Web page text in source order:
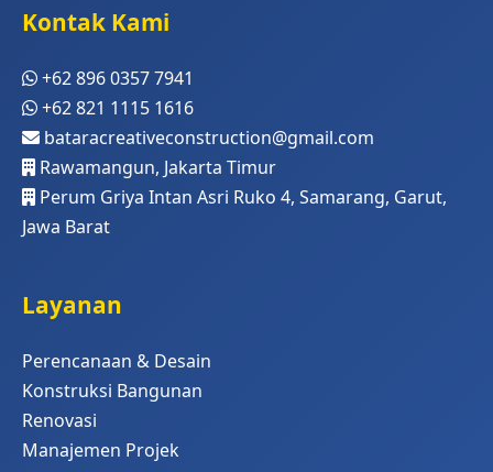
Kontak Kami
+62 896 0357 7941
+62 821 1115 1616
bataracreativeconstruction@gmail.com
Rawamangun, Jakarta Timur
Perum Griya Intan Asri Ruko 4, Samarang, Garut,
Jawa Barat
Layanan
Perencanaan & Desain
Konstruksi Bangunan
Renovasi
Manajemen Projek